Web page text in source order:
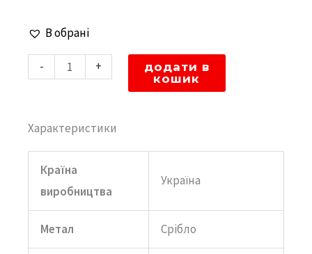
В обрані
-
Срібні
сережки
"Івона"
+
додати в
кошик
Характеристики
Країна
виробництва
Україна
Метал Срібло